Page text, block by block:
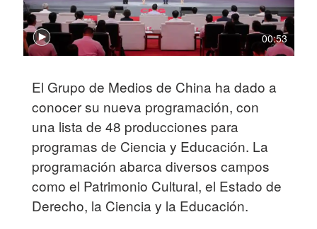
00:53
El Grupo de Medios de China ha dado a
conocer su nueva programación, con
una lista de 48 producciones para
programas de Ciencia y Educación. La
programación abarca diversos campos
como el Patrimonio Cultural, el Estado de
Derecho, la Ciencia y la Educación.